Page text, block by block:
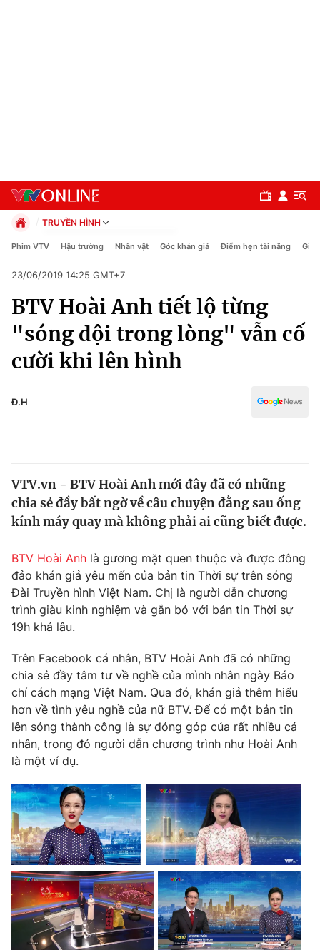
Chuyên mục
Chính trị
Xã hội
Pháp luật
Thế giới
Tin tức
Câu chuyện quốc tế
Kinh tế
Tài chính
Thị trường
Góc doanh nghiệp
Dữ liệu và đời sống
Truyền hình
Hậu trường
Nhân vật
Khán giả
Giải sao mai
Giải trí
Điện ảnh
Âm nhạc
Sao
Đời sống
Du lịch
Làm đẹp
Chất lượng cuộc sống
Giáo dục
Tuyển sinh
Học trực tuyến
Hitech Công nghệ tương lai
Sản phẩm
Thị trường
Tư vấn
Giao lưu trực tuyến
Lịch phát sóng
Chuyên mục khác
Emagazine Podcast
TRUYỀN HÌNH
Chính trị
Pháp luật
Kinh tế
Thể thao
Truyền hình
Văn hóa - Giải trí
Phim VTV Hậu trường Nhân vật Góc khán giả Điểm hẹn tài năng Giải
23/06/2019 14:25 GMT+7
BTV Hoài Anh tiết lộ từng
"sóng dội trong lòng" vẫn cố
cười khi lên hình
Đ.H
VTV.vn - BTV Hoài Anh mới đây đã có những
chia sẻ đầy bất ngờ về câu chuyện đằng sau ống
kính máy quay mà không phải ai cũng biết được.
BTV Hoài Anh là gương mặt quen thuộc và được đông
đảo khán giả yêu mến của bản tin Thời sự trên sóng
Đài Truyền hình Việt Nam. Chị là người dẫn chương
trình giàu kinh nghiệm và gắn bó với bản tin Thời sự
19h khá lâu.
Trên Facebook cá nhân, BTV Hoài Anh đã có những
chia sẻ đầy tâm tư về nghề của mình nhân ngày Báo
chí cách mạng Việt Nam. Qua đó, khán giả thêm hiểu
hơn về tình yêu nghề của nữ BTV. Để có một bản tin
lên sóng thành công là sự đóng góp của rất nhiều cá
nhân, trong đó người dẫn chương trình như Hoài Anh
là một ví dụ.